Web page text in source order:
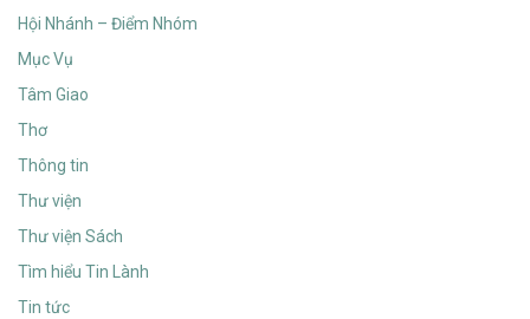
Hội Nhánh – Điểm Nhóm
Mục Vụ
Tâm Giao
Thơ
Thông tin
Thư viện
Thư viện Sách
Tìm hiểu Tin Lành
Tin tức